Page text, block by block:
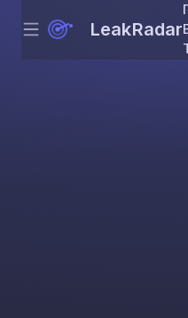
Menu LeakRadar